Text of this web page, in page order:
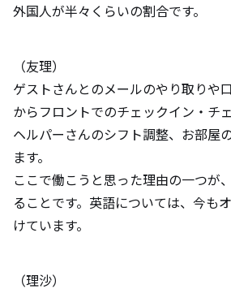
外国人が半々くらいの割合です。
（友理）
ゲストさんとのメールのやり取りや
からフロントでのチェックイン・チ
ヘルパーさんのシフト調整、お部屋
ます。
ここで働こうと思った理由の一つが
ることです。英語については、今も
けています。
（理沙）